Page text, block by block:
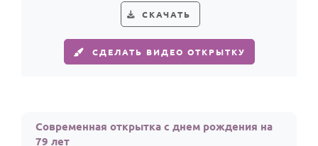
Все родственники
ПЕРСОНАЛЬНЫЕ
Пожелания
СКАЧАТЬ
СДЕЛАТЬ ВИДЕО ОТКРЫТКУ
Современная открытка с днем рождения на
79 лет